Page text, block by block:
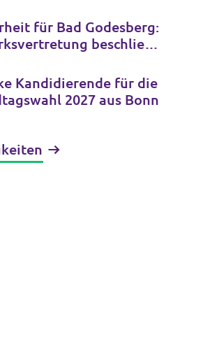
für Bad Godesberg:
beschließt
Kandidierende für die
2027 aus Bonn